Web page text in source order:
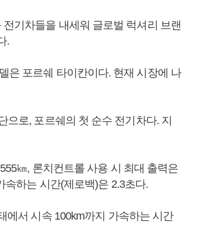
기차들을 내세워 글로벌 럭셔리 브랜
.
은 포르쉐 타이칸이다. 현재 시장에 나
으로, 포르쉐의 첫 순수 전기차다. 지
㎞, 론치컨트롤 사용 시 최대 출력은
속하는 시간(제로백)은 2.3초다.
에서 시속 100km까지 가속하는 시간